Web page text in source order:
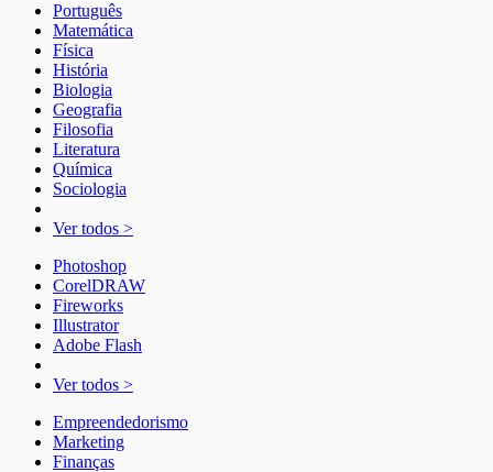
Português
Matemática
Física
História
Biologia
Geografia
Filosofia
Literatura
Química
Sociologia
Ver todos >
Photoshop
CorelDRAW
Fireworks
Illustrator
Adobe Flash
Ver todos >
Empreendedorismo
Marketing
Finanças